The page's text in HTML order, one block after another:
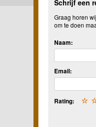
Schrijf een
Graag horen
om te doen
Naam:
Email:
Rating: ☆